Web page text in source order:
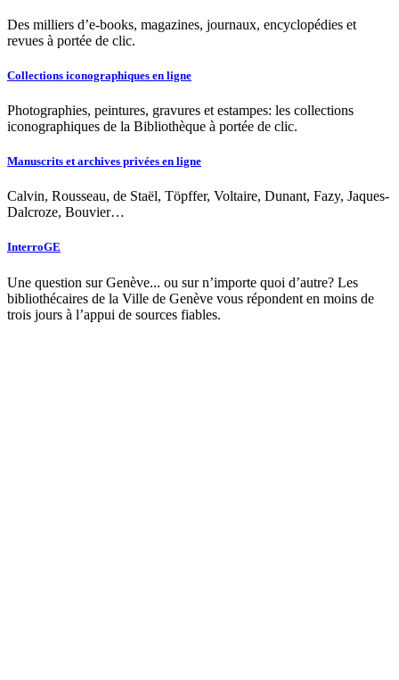
Des milliers d’e-books, magazines, journaux, encyclopédies et
revues à portée de clic.
Collections iconographiques en ligne
Photographies, peintures, gravures et estampes: les collections
iconographiques de la Bibliothèque à portée de clic.
Manuscrits et archives privées en ligne
Calvin, Rousseau, de Staël, Töpffer, Voltaire, Dunant, Fazy, Jaques-
Dalcroze, Bouvier…
InterroGE
Une question sur Genève... ou sur n’importe quoi d’autre? Les
bibliothécaires de la Ville de Genève vous répondent en moins de
trois jours à l’appui de sources fiables.